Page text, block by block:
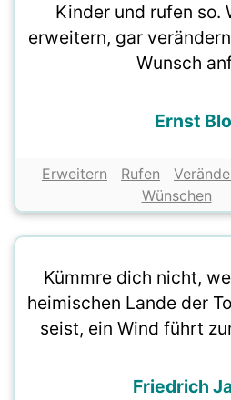
Kinder und rufen so.
erweitern, gar
Wunsch
Ernst
Erweitern Rufen
Wünschen
Kümmre dich nicht,
heimischen Lande der
seist, ein Wind führt
Friedrich